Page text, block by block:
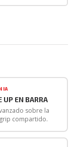
brazos solo
rope
como
los brazos y el
la fuerza de
en la
el grip
UP EN BARRA
sobre la
compartido.